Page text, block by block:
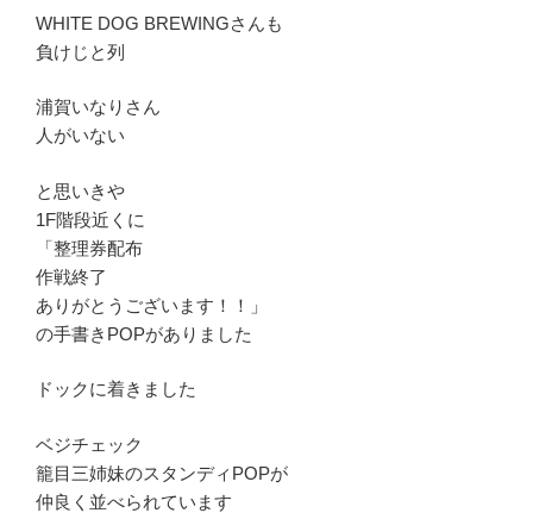
WHITE DOG BREWINGさんも
負けじと列
浦賀いなりさん
人がいない
と思いきや
1F階段近くに
「整理券配布
作戦終了
ありがとうございます！！」
の手書きPOPがありました
ドックに着きました
ベジチェック
籠目三姉妹のスタンディPOPが
仲良く並べられています